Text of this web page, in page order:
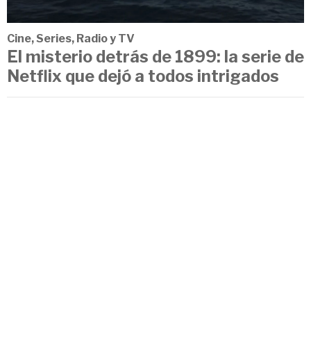
Cine, Series, Radio y TV
El misterio detrás de 1899: la serie de
Netflix que dejó a todos intrigados